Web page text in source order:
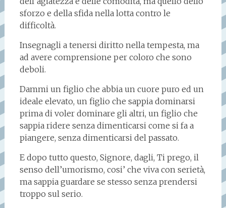
sforzo e della sfida nella lotta contro le
difficoltà.
Insegnagli a tenersi diritto nella tempesta, ma
ad avere comprensione per coloro che sono
deboli.
Dammi un figlio che abbia un cuore puro ed un
ideale elevato, un figlio che sappia dominarsi
prima di voler dominare gli altri, un figlio che
sappia ridere senza dimenticarsi come si fa a
piangere, senza dimenticarsi del passato.
E dopo tutto questo, Signore, dagli, Ti prego, il
senso dell’umorismo, cosi’ che viva con serietà,
ma sappia guardare se stesso senza prendersi
troppo sul serio.